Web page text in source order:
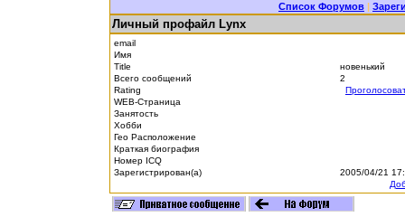
Список Форумов |
Личный профайл Lynx
email
Имя
Title
новенький
Всего сообщений
2
Rating
WEB-Страница
Занятость
Хобби
Гео Расположение
Краткая биография
Номер ICQ
Зарегистрирован(а)
2005/04/21